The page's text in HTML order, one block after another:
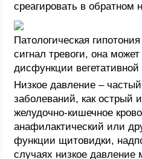
среагировать в обратном
Патологическая
сигнал тревоги, она
дисфункции
Низкое давление –
заболеваний, как острый
желудочно-кишечное
анафилактический или
функции щитовидки,
случаях низкое давление